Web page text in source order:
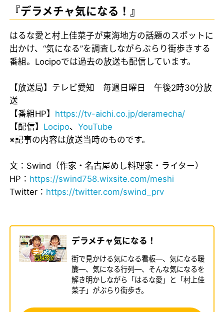
『デラメチャ気になる！』
はるな愛と村上佳菜子が東海地方の話題のスポットに
出かけ、“気になる”を調査しながらぶらり街歩きする
番組。Locipoでは過去の放送も配信しています。
【放送局】テレビ愛知 毎週日曜日 午後2時30分放
送
【番組HP】 https://tv-aichi.co.jp/deramecha/
【配信】 Locipo、YouTube
※記事の内容は放送当時のものです。
文：Swind（作家・名古屋めし料理家・ライター）
HP： https://swind758.wixsite.com/meshi
Twitter： https://twitter.com/swind_prv
デラメチャ気になる！
街で見かける気になる看板―、気になる暖
簾―、気になる行列―、そんな気になるを
解き明かしながら「はるな愛」と「村上佳
菜子」がぶらり街歩き。